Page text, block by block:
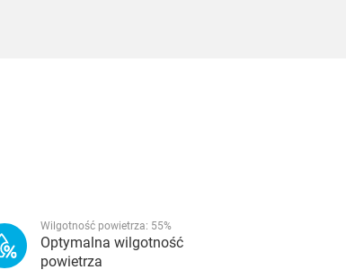
Wilgotność powietrza: 55%
Optymalna wilgotność
powietrza